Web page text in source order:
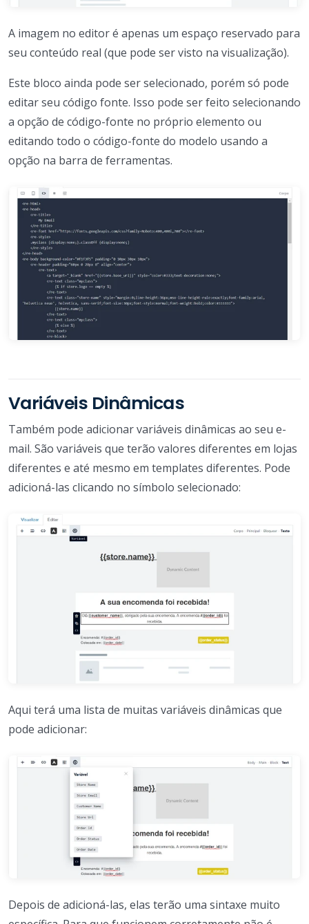
A imagem no editor é apenas um espaço reservado para
seu conteúdo real (que pode ser visto na visualização).
Este bloco ainda pode ser selecionado, porém só pode
editar seu código fonte. Isso pode ser feito selecionando
a opção de código-fonte no próprio elemento ou
editando todo o código-fonte do modelo usando a
opção na barra de ferramentas.
Variáveis Dinâmicas
Também pode adicionar variáveis dinâmicas ao seu e-
mail. São variáveis que terão valores diferentes em lojas
diferentes e até mesmo em templates diferentes. Pode
adicioná-las clicando no símbolo selecionado:
Aqui terá uma lista de muitas variáveis dinâmicas que
pode adicionar:
Depois de adicioná-las, elas terão uma sintaxe muito